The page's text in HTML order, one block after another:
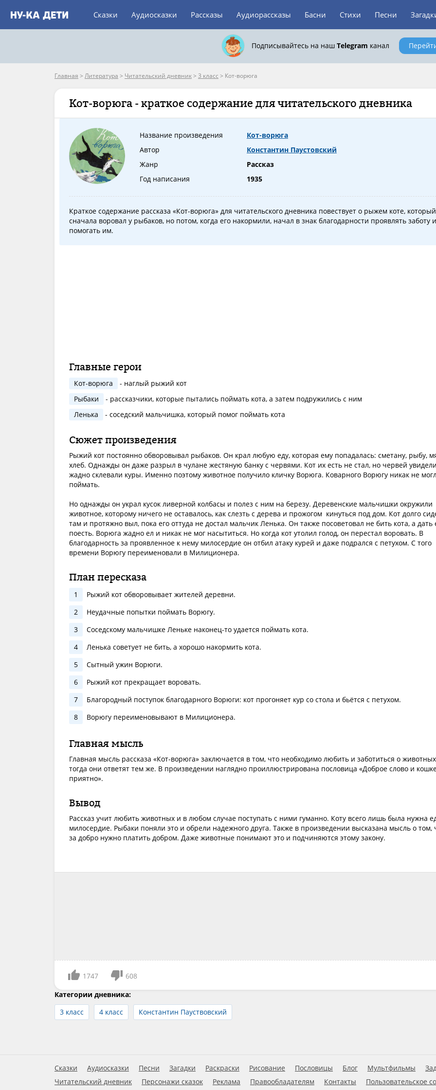
Сказки Аудиосказки Рассказы Аудиорассказы Басни Стихи Песни
Подписывайтесь на наш Telegram канал
Главная > Литература > Читательский дневник> 3 класс > Кот-ворюга
Кот-ворюга - краткое содержание для читательского дневника
Название произведения
Кот-ворюга
Автор
Константин Паустовский
Жанр
Рассказ
Год написания
1935
Краткое содержание рассказа «Кот-ворюга» для читательского дневника повествует о рыжем коте, который
сначала воровал у рыбаков, но потом, когда его накормили, начал в знак благодарности проявлять заботу и
помогать им.
Главные герои
Кот-ворюга
- наглый рыжий кот
Рыбаки
- рассказчики, которые пытались поймать кота, а затем подружились с ним
Ленька
- соседский мальчишка, который помог поймать кота
Сюжет произведения
Рыжий кот постоянно обворовывал рыбаков. Он крал любую еду, которая ему попадалась: сметану, рыбу,
хлеб. Однажды он даже разрыл в чулане жестяную банку с червями. Кот их есть не стал, но червей
жадно склевали куры. Именно поэтому животное получило кличку Ворюга. Коварного Ворюгу никак не
поймать.
Но однажды он украл кусок ливерной колбасы и полез с ним на березу. Деревенские мальчишки окружили
животное, которому ничего не оставалось, как слезть с дерева и прожогом кинуться под дом. Кот долго
там и протяжно выл, пока его оттуда не достал мальчик Ленька. Он также посоветовал не бить кота, а дать
поесть. Ворюга жадно ел и никак не мог насытиться. Но когда кот утолил голод, он перестал воровать. В
благодарность за проявленное к нему милосердие он отбил атаку курей и даже подрался с петухом. С того
времени Ворюгу переименовали в Милиционера.
План пересказа
1
Рыжий кот обворовывает жителей деревни.
2
Неудачные попытки поймать Ворюгу.
3
Соседскому мальчишке Леньке наконец-то удается поймать кота.
4
Ленька советует не бить, а хорошо накормить кота.
5
Сытный ужин Ворюги.
6
Рыжий кот прекращает воровать.
7
Благородный поступок благодарного Ворюги: кот прогоняет кур со стола и бьётся с петухом.
8
Ворюгу переименовывают в Милиционера.
Главная мысль
Главная мысль рассказа «Кот-ворюга» заключается в том, что необходимо любить и заботиться о
тогда они ответят тем же. В произведении наглядно проиллюстрирована пословица «Доброе слово и
приятно».
Вывод
Рассказ учит любить животных и в любом случае поступать с ними гуманно. Коту всего лишь была нужна
милосердие. Рыбаки поняли это и обрели надежного друга. Также в произведении высказана мысль о том,
за добро нужно платить добром. Даже животные понимают это и подчиняются этому закону.
1747
608
Категории дневника:
3 класс
4 класс Константин Пауствовский
Сказки Аудиосказки Песни Загадки Раскраски Рисование Пословицы Блог Мультфильмы
Читательский дневник
Персонажи сказок Реклама Правообладателям Контакты Пользовательское